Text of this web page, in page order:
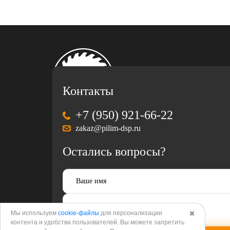
Контакты
+7 (950) 921-66-22
zakaz@pilim-dsp.ru
Остались вопросы?
Разработкаипродвижениекорпоративного
сайта
✖️
Мы используем cookie-файлы для персонализации
контента и удобства пользователей. Вы можете запретить